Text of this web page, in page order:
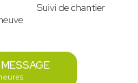
Suivi de chantier